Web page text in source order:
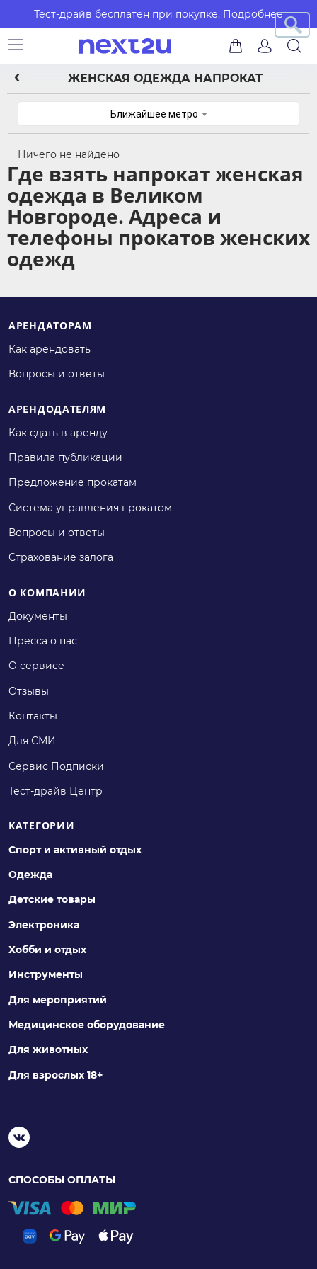
Тест-драйв бесплатен при покупке. Подробнее
ЖЕНСКАЯ ОДЕЖДА НАПРОКАТ
Ближайшее метро
Ничего не найдено
Где взять напрокат женская
одежда в Великом
Новгороде. Адреса и
телефоны прокатов женских
одежд
АРЕНДАТОРАМ
Как арендовать
Вопросы и ответы
АРЕНДОДАТЕЛЯМ
Как сдать в аренду
Правила публикации
Предложение прокатам
Система управления прокатом
Вопросы и ответы
Страхование залога
О КОМПАНИИ
Документы
Пресса о нас
О сервисе
Отзывы
Контакты
Для СМИ
Сервис Подписки
Тест-драйв Центр
КАТЕГОРИИ
Спорт и активный отдых
Одежда
Детские товары
Электроника
Хобби и отдых
Инструменты
Для мероприятий
Медицинское оборудование
Для животных
Для взрослых 18+
СПОСОБЫ ОПЛАТЫ